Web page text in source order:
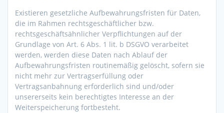
Existieren gesetzliche Aufbewahrungsfristen für Daten,
die im Rahmen rechtsgeschäftlicher bzw.
rechtsgeschäftsähnlicher Verpflichtungen auf der
Grundlage von Art. 6 Abs. 1 lit. b DSGVO verarbeitet
werden, werden diese Daten nach Ablauf der
Aufbewahrungsfristen routinemäßig gelöscht, sofern sie
nicht mehr zur Vertragserfüllung oder
Vertragsanbahnung erforderlich sind und/oder
unsererseits kein berechtigtes Interesse an der
Weiterspeicherung fortbesteht.